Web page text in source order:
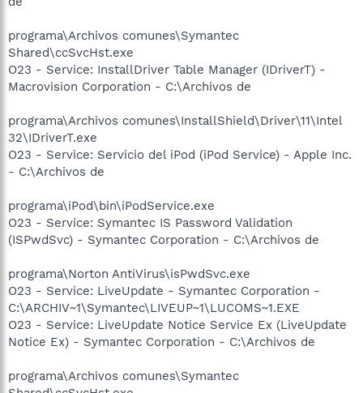
programa\Archivos comunes\Symantec
Shared\ccSvcHst.exe
O23 - Service: InstallDriver Table Manager (IDriverT) -
Macrovision Corporation - C:\Archivos de
programa\Archivos comunes\InstallShield\Driver\11\Intel
32\IDriverT.exe
O23 - Service: Servicio del iPod (iPod Service) - Apple Inc.
- C:\Archivos de
programa\iPod\bin\iPodService.exe
O23 - Service: Symantec IS Password Validation
(ISPwdSvc) - Symantec Corporation - C:\Archivos de
programa\Norton AntiVirus\isPwdSvc.exe
O23 - Service: LiveUpdate - Symantec Corporation -
C:\ARCHIV~1\Symantec\LIVEUP~1\LUCOMS~1.EXE
O23 - Service: LiveUpdate Notice Service Ex (LiveUpdate
Notice Ex) - Symantec Corporation - C:\Archivos de
programa\Archivos comunes\Symantec